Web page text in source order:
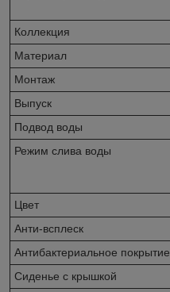
Коллекция
Материал
Монтаж
Выпуск
Подвод воды
Режим слива воды
Цвет
Анти-всплеск
Антибактериальное покрытие
Сиденье c крышкой